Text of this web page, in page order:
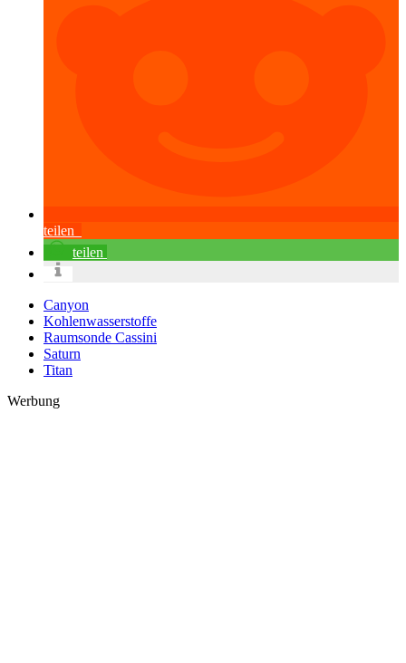
teilen
teilen
Canyon
Kohlenwasserstoffe
Raumsonde Cassini
Saturn
Titan
Werbung